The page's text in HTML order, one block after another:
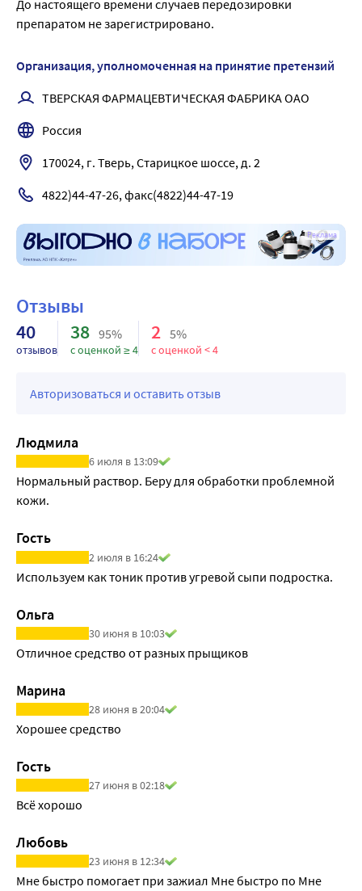
грамотрицательных микроорганизмов, устойчивых к
пенициллину, тетрациклинам, сульфаниламидам.
трофических язв, ускоряет эпителизацию. Устойчивость
микроорганизмов к хлорамфениколу развивается
До настоящего времени случаев передозировки
препаратом не зарегистрировано.
Организация, уполномоченная на принятие претензий
ТВЕРСКАЯ ФАРМАЦЕВТИЧЕСКАЯ ФАБРИКА ОАО
Россия
170024, г. Тверь, Старицкое шоссе, д. 2
4822)44-47-26, факс(4822)44-47-19
Реклама
Отзывы
40
отзывов
38 95%
с оценкой ≥ 4
2 5%
с оценкой < 4
Авторизоваться и оставить отзыв
Людмила
6 июля в 13:09
Нормальный раствор. Беру для обработки проблемной
кожи.
Гость
2 июля в 16:24
Используем как тоник против угревой сыпи подростка.
Ольга
30 июня в 10:03
Отличное средство от разных прыщиков
Марина
28 июня в 20:04
Хорошее средство
Гость
27 июня в 02:18
Всё хорошо
Любовь
23 июня в 12:34
Мне быстро помогает при зажиал Мне быстро по Мне